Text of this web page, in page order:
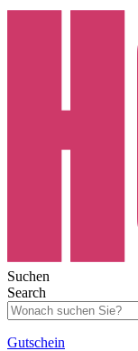
Suchen
Search
Gutschein